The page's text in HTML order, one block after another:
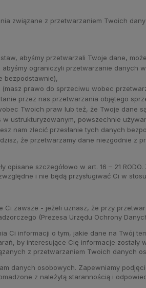
związane z przetwarzaniem Twoich
abyśmy przetwarzali Twoje dane,
ograniczyli przetwarzanie danych
bezpodstawnie),
prawo do sprzeciwu wobec
przez nas przetwarzania objętego
Twoich praw lub też, że Twoje dane
ustrukturyzowanym, powszechnie
nam zlecić przesłanie tych danych
że przetwarzamy dane niezgodnie z
szczegółowo w art. 16 – 21
i nie będą przysługiwać Ci w
Ci zawsze - jeżeli uznasz, że przy
(Prezesa Urzędu Ochrony
Ci informacji o tym, jakie dane na Twój
by interesujące Cię informacje
z przetwarzaniem Twoich danych
danych osobowych. Zapewniamy
z należytą starannością i